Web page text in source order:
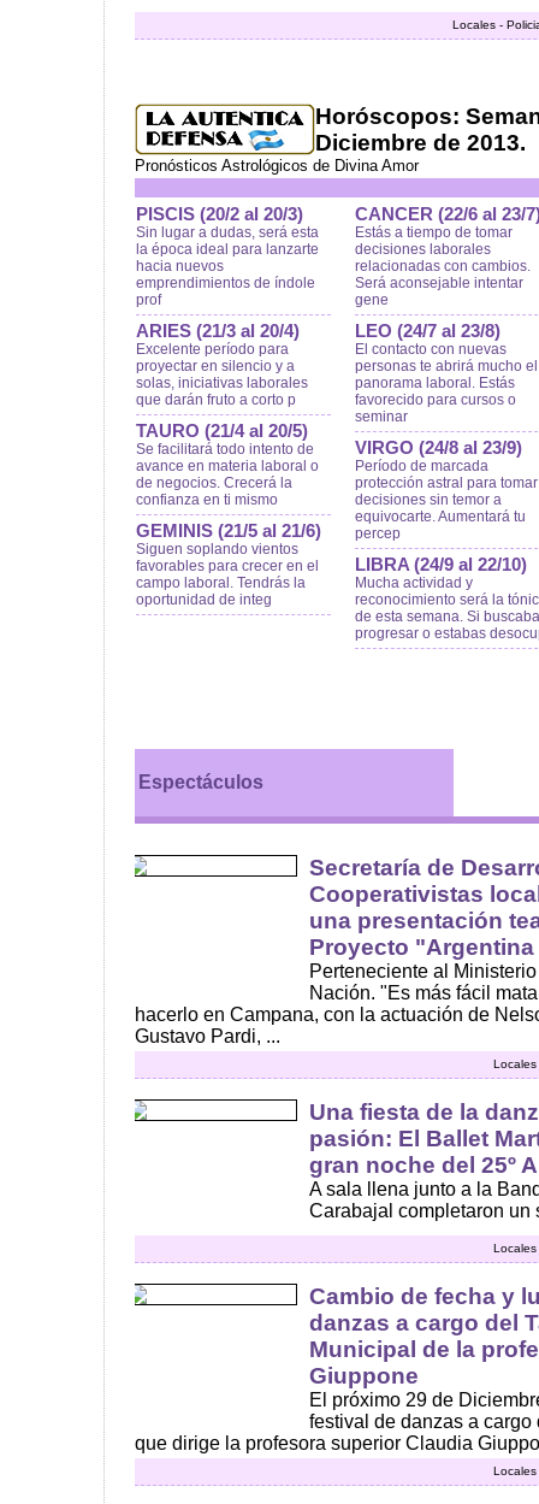
Locales -
Horóscopos:
Diciembre de 2013.
Pronósticos Astrológicos de Divina Amor
PISCIS (20/2 al 20/3)
Sin lugar a dudas, será esta
la época ideal para lanzarte
hacia nuevos
emprendimientos de índole
prof
ARIES (21/3 al 20/4)
Excelente período para
proyectar en silencio y a
solas, iniciativas laborales
que darán fruto a corto p
TAURO (21/4 al 20/5)
Se facilitará todo intento de
avance en materia laboral o
de negocios. Crecerá la
confianza en ti mismo
GEMINIS (21/5 al 21/6)
Siguen soplando vientos
favorables para crecer en el
campo laboral. Tendrás la
oportunidad de integ
CANCER (22/6 al 23/
Estás a tiempo de tomar
decisiones laborales
relacionadas con cambios.
Será aconsejable intentar
gene
LEO (24/7 al 23/8)
El contacto con nuevas
personas te abrirá mucho el
panorama laboral. Estás
favorecido para cursos o
seminar
VIRGO (24/8 al 23/9)
Período de marcada
protección astral para tomar
decisiones sin temor a
equivocarte. Aumentará tu
percep
LIBRA (24/9 al 22/10)
Mucha actividad y
reconocimiento será la
de esta semana. Si
progresar o estabas
Espectáculos
Secretaría de
Cooperativistas
una presentación
Proyecto
Perteneciente al
Nación. "Es más fácil
hacerlo en Campana, con la actuación de
Gustavo Pardi, ...
Una fiesta de la
pasión: El Ballet
gran noche del 25º
A sala llena junto a la
Carabajal completaron un
Cambio de fecha y
danzas a cargo del
Municipal de la
Giuppone
El próximo 29 de
festival de danzas a
que dirige la profesora superior Claudia